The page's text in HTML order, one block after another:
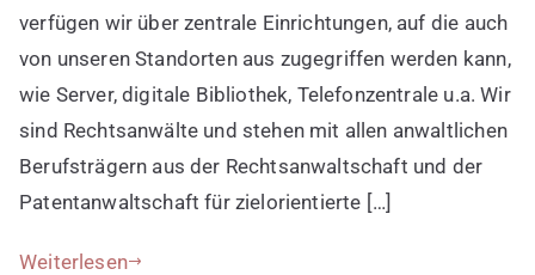
verfügen wir über zentrale Einrichtungen, auf die auch
von unseren Standorten aus zugegriffen werden kann,
wie Server, digitale Bibliothek, Telefonzentrale u.a. Wir
sind Rechtsanwälte und stehen mit allen anwaltlichen
Berufsträgern aus der Rechtsanwaltschaft und der
Patentanwaltschaft für zielorientierte […]
Weiterlesen